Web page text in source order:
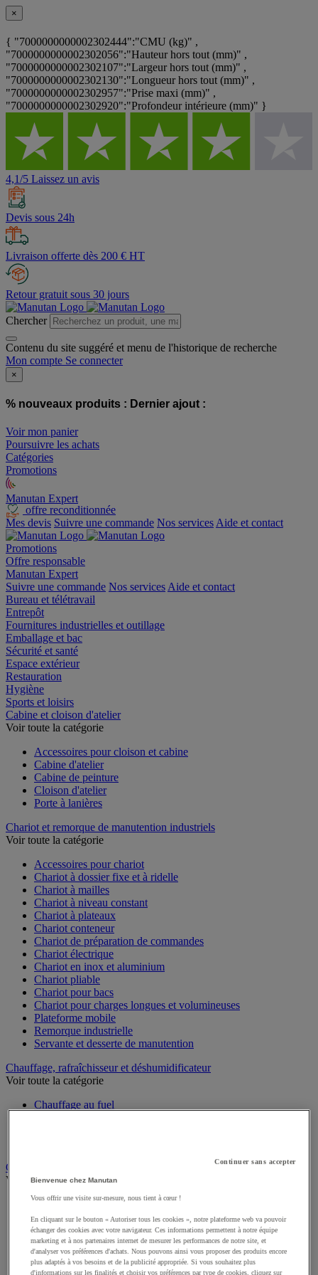
×
{ "7000000000002302444":"CMU (kg)" ,
"7000000000002302056":"Hauteur hors tout (mm)" ,
"7000000000002302107":"Largeur hors tout (mm)" ,
"7000000000002302130":"Longueur hors tout (mm)" ,
"7000000000002302957":"Prise maxi (mm)" ,
"7000000000002302920":"Profondeur intérieure (mm)" }
4,1/5 Laissez un avis
Devis sous 24h
Livraison offerte dès 200 € HT
Retour gratuit sous 30 jours
Chercher
Contenu du site suggéré et menu de l'historique de recherche
Mon compte Se connecter
×
% nouveaux produits : Dernier ajout :
Voir mon panier
Poursuivre les achats
Catégories
Promotions
Manutan Expert
offre reconditionnée
Mes devis Suivre une commande Nos services Aide et contact
Promotions
Offre responsable
Manutan Expert
Suivre une commande Nos services Aide et contact
Bureau et télétravail
Entrepôt
Fournitures industrielles et outillage
Emballage et bac
Sécurité et santé
Espace extérieur
Restauration
Hygiène
Sports et loisirs
Cabine et cloison d'atelier
Voir toute la catégorie
Accessoires pour cloison et cabine
Cabine d'atelier
Cabine de peinture
Cloison d'atelier
Porte à lanières
Chariot et remorque de manutention industriels
Voir toute la catégorie
Accessoires pour chariot
Chariot à dossier fixe et à ridelle
Chariot à mailles
Chariot à niveau constant
Chariot à plateaux
Chariot conteneur
Chariot de préparation de commandes
Chariot électrique
Chariot en inox et aluminium
Chariot pliable
Chariot pour bacs
Chariot pour charges longues et volumineuses
Plateforme mobile
Remorque industrielle
Servante et desserte de manutention
Chauffage, rafraîchisseur et déshumidificateur
Voir toute la catégorie
Chauffage au fuel
Convoyeur
Voir toute la catégorie
Accessoires pour convoyeur
Bille de manutention
Convoyeur à rouleaux
Convoyeur extensible et mobile
Convoyeur motorisé à bande
Convoyeur pour palettes
Continuer sans accepter
Bienvenue chez Manutan
Vous offrir une visite sur-mesure, nous tient à cœur !
En cliquant sur le bouton « Autoriser tous les cookies », notre plateforme web va pouvoir
échanger des cookies avec votre navigateur. Ces informations permettent à notre équipe
marketing et à nos partenaires internet de mesurer les performances de notre site, et
d'analyser vos préférences d'achats. Nous pouvons ainsi vous proposer des produits encore
plus adaptés à vos besoins et de la publicité appropriée. Si vous souhaitez plus
d'informations sur les finalités et choisir vos préférences par type de cookies, cliquez sur